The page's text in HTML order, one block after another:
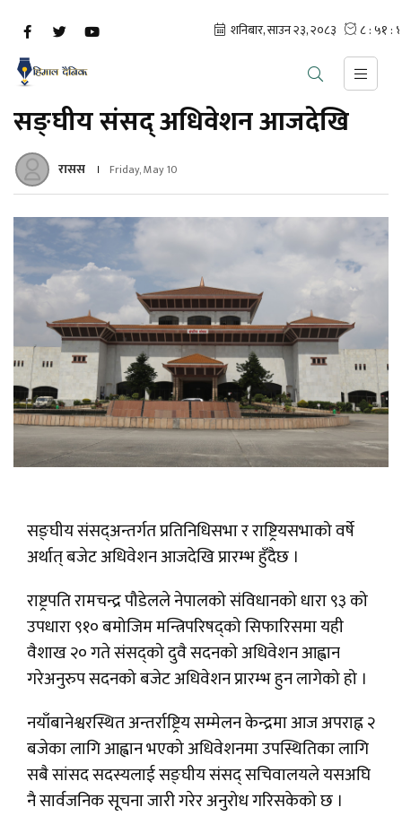
सङ्घीय संसद् अधिवेशन आजदेखि
रासस Friday, May 10
सङ्घीय संसद्अन्तर्गत प्रतिनिधिसभा र राष्ट्रियसभाको वर्षे
अर्थात् बजेट अधिवेशन आजदेखि प्रारम्भ हुँदैछ ।
राष्ट्रपति रामचन्द्र पौडेलले नेपालको संविधानको धारा ९३ को
उपधारा ९१० बमोजिम मन्त्रिपरिषद्को सिफारिसमा यही
वैशाख २० गते संसद्को दुवै सदनको अधिवेशन आह्वान
गरेअनुरुप सदनको बजेट अधिवेशन प्रारम्भ हुन लागेको हो ।
नयाँबानेश्वरस्थित अन्तर्राष्ट्रिय सम्मेलन केन्द्रमा आज अपराह्न २
बजेका लागि आह्वान भएको अधिवेशनमा उपस्थितिका लागि
सबै सांसद सदस्यलाई सङ्घीय संसद् सचिवालयले यसअघि
नै सार्वजनिक सूचना जारी गरेर अनुरोध गरिसकेको छ ।